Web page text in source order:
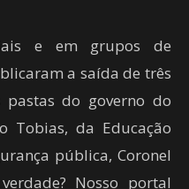
e em grupos de
a saída de três
do governo do
Tobias, da Educação
pública, Coronel
Nosso portal